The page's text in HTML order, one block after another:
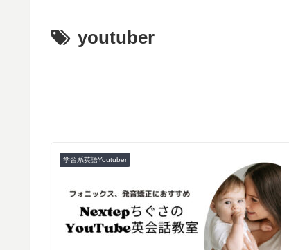
youtuber
学習系英語Youtuber